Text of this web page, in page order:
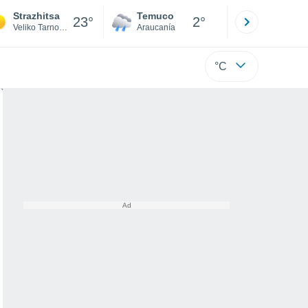
Strazhitsa
Veliko Tarnovo 23° Temuco
Araucanía 2°
°C